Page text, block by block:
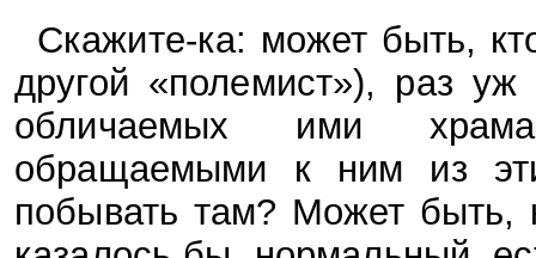
Скажите-ка: может быть,
другой «полемист»), раз
обличаемых ими
обращаемыми к ним из
побывать там? Может быть,